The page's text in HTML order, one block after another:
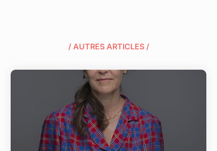
/ AUTRES ARTICLES /